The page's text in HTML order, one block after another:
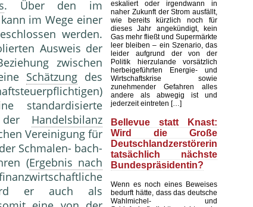
. Über den im
im Wege einer
werden.
Ausweis der
zwischen
Schätzungdes
standardisierte
der Handelsbilanz
Vereinigung für
Schmalen- bach-
(Ergebnis nach
er auch als
eskaliert oder irgendwann in
naher Zukunft der Strom ausfällt,
wie bereits kürzlich noch für
dieses Jahr angekündigt, kein
Gas mehr fließt und Supermärkte
leer bleiben – ein Szenario, das
leider aufgrund der von der
Politik hierzulande vorsätzlich
herbeigeführten Energie- und
Wirtschaftskrise sowie
zunehmender Gefahren alles
andere als abwegig ist und
jederzeit eintreten […]
Bellevue statt Knast:
Wird die Große
Deutschlandzerstörerin
tatsächlich nächste
Bundespräsidentin?
Wenn es noch eines Beweises
bedurft hätte, dass das deutsche
Wahlmichel- und